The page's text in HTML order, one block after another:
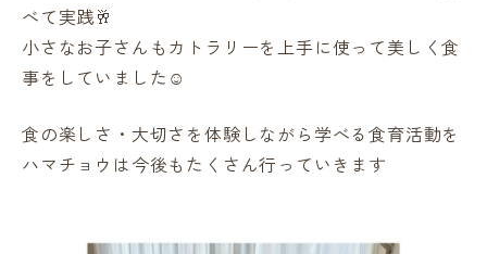
べて実践🥂
小さなお子さんもカトラリーを上手に使って美しく食
事をしていました☺️
食の楽しさ・大切さを体験しながら学べる食育活動を
ハマチョウは今後もたくさん行っていきます